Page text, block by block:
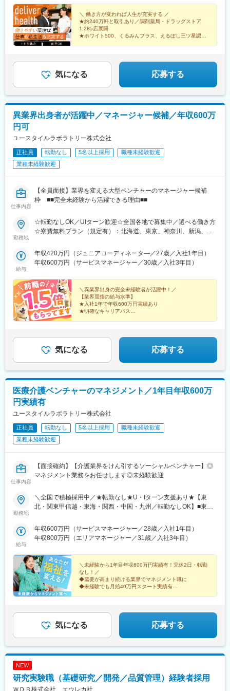
道駅、梶が谷駅、反町駅、電鉄富山駅・エスタ前駅、北松本駅、
日吉町駅、第一通り駅、太閤通駅、車道駅、四日市駅、びわ湖浜
大津駅、大宮駅(京都府)、清水五条駅、西大路三条駅、桃山駅、阿
倍野駅(地下鉄)、西梅田駅、南方駅(大阪府)、美章園駅、京橋駅(大
阪府)、長堀橋駅、西川緑道公園駅、横川駅(広島県)、猿猴橋町
(熊本県)、祇園橋駅、加治屋町駅、鹿児島中央駅、旭橋駅
岡県静岡県島田市道悦3-14-2三島営業所：静岡県田方郡函南町肥
田字南中道476中津川営業所：岐阜県中津川市中津川字大西667-1
田辺営業所：和歌山県田辺市三栖字三反田130-5京都北営業所：京
都府京都市北区上賀茂向縄手町16滑川営業所：富山県滑川市柳原
字宮ノ東41-29※詳細は「会社概要」欄HPから
駅、砺波駅、片原町駅(富山県)、速星駅、春江駅、水落駅、しんざ
駅、上越妙高駅、信州中野駅、附属中学前駅、切石駅、岩村田
駅、西上田駅、酒折駅、禾生駅、富士駅、古庄駅、半田駅、荒子
川公園駅、妙興寺駅、六軒駅(三重県)、霞ケ浦駅、光善寺駅、平野
駅(地下鉄)、久米田駅、ケーブル八幡宮山上駅、田村駅、唐崎駅、
出雲市駅、高野駅、西富井駅、周防下郷駅、櫛ケ浜駅、府中駅(徳
島県)、北久米駅、北宇和島駅、伏石駅、下曽根駅、高城駅、杵築
＼ 働き方が変われば人生が充実する ／
★約240万軒と取引あり／調剤薬局・ドラッグストア
1,285店展開
★ホワイト500、くるみんプラス、えるぼし三ツ星認定
気になる 応募する
異業界出身者が活躍中／マネージャー候補／年収600万
円可
ユースタイルラボラトリー株式会社
正社員 転勤なし 5名以上採用
職種未経験歓迎
業種未経験歓迎
仕事内容
【全員面接】業界を変える大型ベンチャーのマネージャー候補
枠 ■■完全未経験から活躍できる理由■■
勤務地
☆転勤なしOK／UIターン歓迎☆全国各地で募集中／選べる働き方
☆寮費無料プラン（規定有）：北海道、東京、神奈川、新潟、三
ス】◇地元採用・転勤なし可■東北／北海道、青森、岩手、宮城、
山形、福島■関東甲信越／茨城、栃木、群馬、埼玉、千葉、東京、
■関西／滋賀、京都、大阪、兵庫、奈良、和歌山■中国・四国／岡
山、広島、山口、徳島、香川、愛媛、高知■九州／福岡、佐賀、長
崎、熊本、大分、宮崎、鹿児島、沖縄☆江戸川・川崎・湘南・川
越・香川・徳島・青森・多摩川にて新規オープン★別事業へのキ
ャリアチェンジによる昇格可能☆ページ下部「勤務地の一例」も
ご参照ください【2／全国マネージャーコース】◆全国募集／引越
在地はHP参照⇒養成期間後の勤務地は現在お住まいの地域又はジ
ェネラルマネージャーと相談の上決定◆引越し手当支給・家賃無
料の借り上げ社宅提供☆早期キャリアアップしたい方に最適なポ
ジション
給与
年収420万円（ジュニアコーディネータ―／27歳／入社1年目）
年収600万円（サービスマネージャー／30歳／入社3年目）
＼異業界出身の完全未経験者が活躍中！／
【業界屈指の給与水準】
★入社1年で年収600万円実績あり
★明確なキャリアパス
気になる 応募する
医療介護ベンチャーのマネジメント／1年目年収600万
円実績有
ユースタイルラボラトリー株式会社
正社員 転勤なし 5名以上採用
職種未経験歓迎
業種未経験歓迎
仕事内容
【面接確約】【介護業界をけん引するソーシャルベンチャー】◎
マネジメント業務をお任せします◎未経験歓迎
勤務地
＼全国で積極採用中／★転勤なし★U・Iターン支援あり★【東
北・関東甲信越・東海・関西・中国・九州／転勤なしOK】■東北
木、群馬、埼玉、千葉、東京、神奈川、新潟、富山、山梨、長野■
東海／岐阜、静岡、愛知、三重■関西／滋賀、京都、大阪、兵庫、
媛、高知■九州／福岡、佐賀、長崎、熊本、大分、宮崎、鹿児島、
沖縄★【エリア勤務希望・移住希望の方優遇】：サポート制度も
充実していますので、現在のお住まいに関わらずご希望をお知ら
せください！☆『寮費無料プラン』あり（規定有）：下記勤務地
希望・移住希望の方はお気軽にご相談ください！※【北海道】【東
京都】【神奈川県】【新潟県】【三重県】【滋賀県】【沖縄県】
用会社負担等の移住支援あり（規定有）・U・Iターン転勤希望者
への1年間の支援あり（規定有）★江戸川・川崎・湘南・川越・香
川・徳島・青森にて新規事業所オープン！
給与
年収600万円（サービスマネージャー／28歳／入社1年目）
年収800万円（エリアマネージャー／31歳／入社3年目）
＼未経験から1年目年収600万円実績有！完休2日・転勤
なし！／
◆需要が高まり続ける業界でマネジメント職に
◆未経験でも月給40万円スタート実績有
気になる 応募する
NEW
研究実験職（基礎研究／開発／品質管理）経験者採用
ＷＤＢ株式会社 エウレカ社